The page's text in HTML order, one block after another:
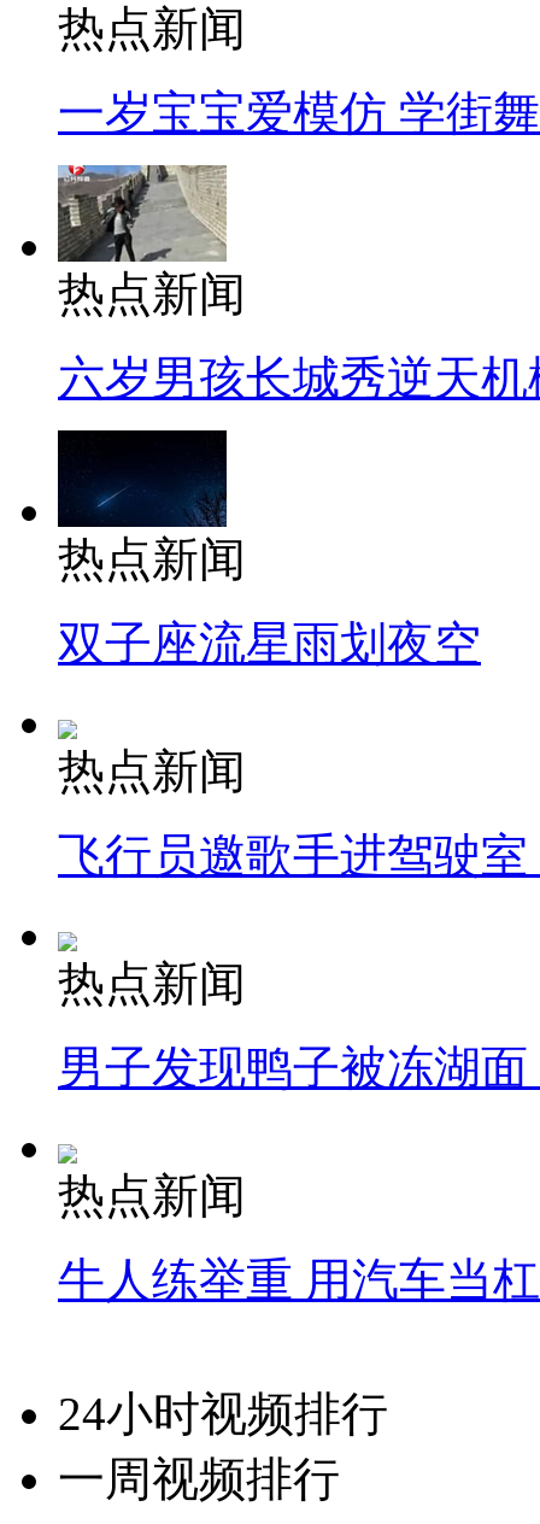
热点新闻
一岁宝宝爱模仿 学街
热点新闻
六岁男孩长城秀逆天机
热点新闻
双子座流星雨划夜空
热点新闻
飞行员邀歌手进驾驶
热点新闻
男子发现鸭子被冻湖
热点新闻
牛人练举重 用汽车当
24小时视频排行
一周视频排行